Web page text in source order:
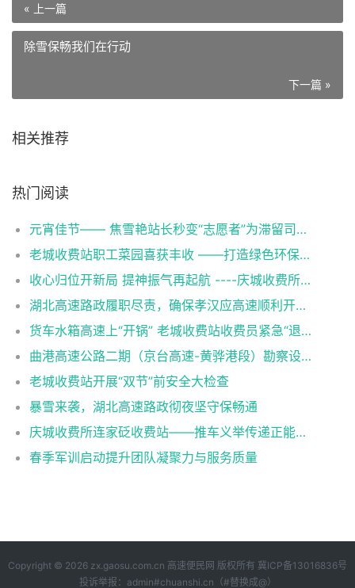
« 上一篇
除雪保畅我们在行动
下一篇 »
相关推荐
热门阅读
元宵佳节—— 焦雪艳站长秒变“志愿者”为滞留司乘送上暖心餐
老城收费站职工菜园喜获丰收 ——打造绿色环保新风尚
收心归位开新局 提神振气再起航 ----庆城收费所老城收费站召开节后收心会暨重点工作部署会议
湖北高速路政履职尽责，确保孝汉应高速顺利开通运营
货车水箱高速上“开锅” 老城收费站收费员紧急“退烧”
曲港高速公路二期（京台高速-黄骅港段）勘察设计单位正式入场开展中捷产业园区区域内地质勘察工作
老城收费站开展“双节”前安全大检查
暴雪来袭，湖北高速路政彻夜坚守保畅通
庆城收费所连家砭收费站——推车义举传递正能量瞬间
春季军训启动提升团队凝聚力与服务质量
Copyright © 2026 zx.gaosu.com.cn 高速便民网 版权所有 冀ICP备13016836号
投诉举报：admin#chuanshi.cn（#替换成@）